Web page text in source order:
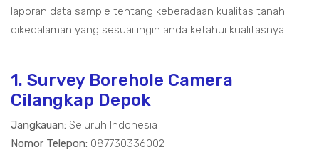
laporan data sample tentang keberadaan kualitas tanah
dikedalaman yang sesuai ingin anda ketahui kualitasnya.
1. Survey Borehole Camera
Cilangkap Depok
Jangkauan: Seluruh Indonesia
Nomor Telepon: 087730336002